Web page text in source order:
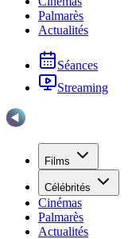
Palmarès
Actualités
Séances
Streaming
Films
Célébrités
Cinémas
Palmarès
Actualités